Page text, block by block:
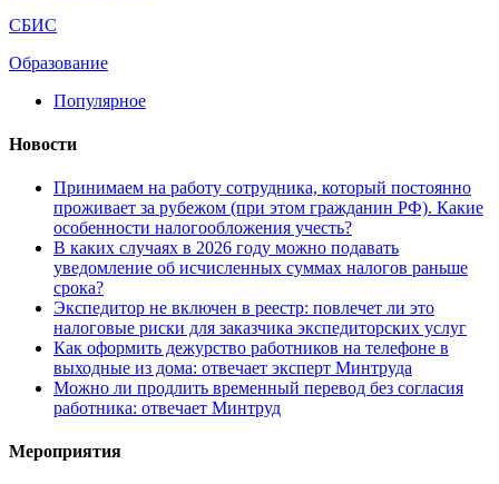
СБИС
Образование
Популярное
Новости
Принимаем на работу сотрудника, который постоянно
проживает за рубежом (при этом гражданин РФ). Какие
особенности налогообложения учесть?
В каких случаях в 2026 году можно подавать
уведомление об исчисленных суммах налогов раньше
срока?
Экспедитор не включен в реестр: повлечет ли это
налоговые риски для заказчика экспедиторских услуг
Как оформить дежурство работников на телефоне в
выходные из дома: отвечает эксперт Минтруда
Можно ли продлить временный перевод без согласия
работника: отвечает Минтруд
Мероприятия